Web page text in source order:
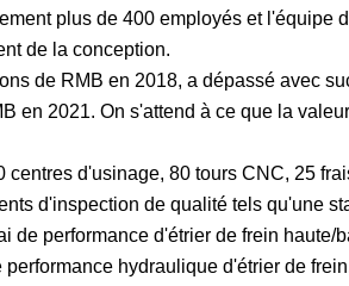
plus de 400 employés et
de la conception.
de RMB en 2018, a dépassé avec
en 2021. On s'attend à ce que la
d'usinage, 80 tours CNC, 25
d'inspection de qualité tels qu'une
de performance d'étrier de frein
hydraulique d'étrier de